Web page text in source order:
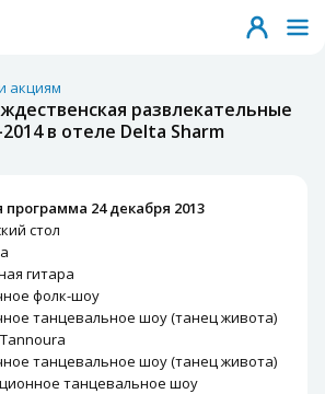
акциям
развлекательные
в отеле Delta Sharm
24 декабря 2013
стол
гитара
фолк-шоу
танцевальное шоу (танец живота)
танцевальное шоу (танец живота)
танцевальное шоу